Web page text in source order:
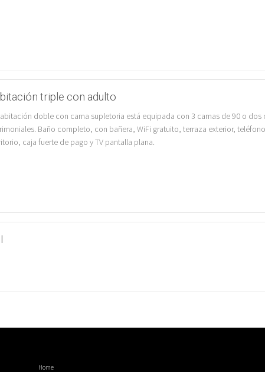
triple con adulto
doble con cama supletoria está equipada con 3 camas de 90 o dos
Baño completo, con bañera, WiFi gratuito, terraza exterior,
caja fuerte de pago y TV pantalla plana.
Home